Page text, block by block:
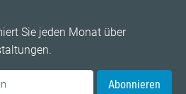
Sie jeden Monat über
Abonnieren